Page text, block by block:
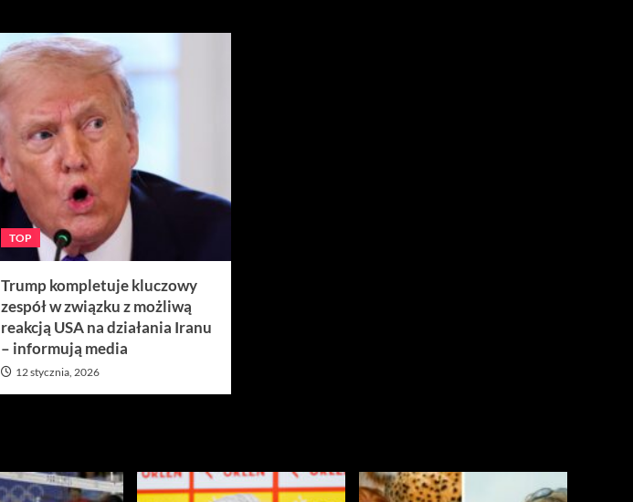
TOP
Trump kompletuje kluczowy
zespół w związku z możliwą
reakcją USA na działania Iranu
– informują media
12 stycznia, 2026